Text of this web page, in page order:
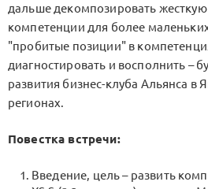
дальше декомпозировать жесткую
компетенции для более
"пробитые позиции" в
диагностировать и восполнить –
развития бизнес-клуба Альянса в
регионах.
Повестка встречи:
Введение, цель – развить